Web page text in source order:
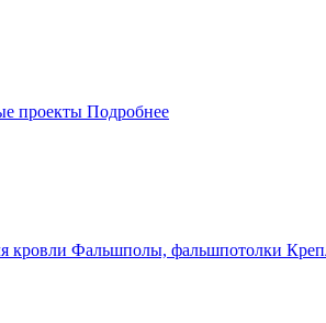
проекты Подробнее
кровли Фальшполы, фальшпотолки